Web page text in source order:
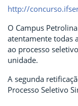
http://
O Campus
atentamente todas
ao processo
unidade.
A segunda
Processo Seletivo